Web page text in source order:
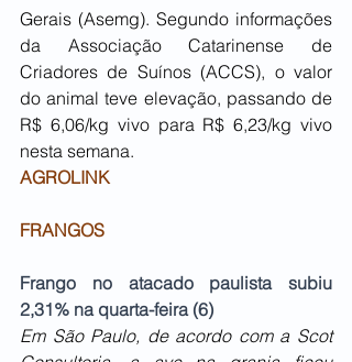
Gerais (Asemg). Segundo informações
da Associação Catarinense de
Criadores de Suínos (ACCS), o valor
do animal teve elevação, passando de
R$ 6,06/kg vivo para R$ 6,23/kg vivo
nesta semana.
AGROLINK
FRANGOS
Frango no atacado paulista subiu
2,31% na quarta-feira (6)
Em São Paulo, de acordo com a Scot